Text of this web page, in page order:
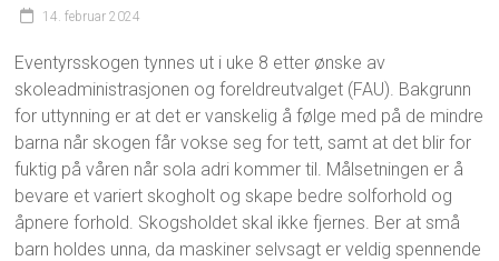
14. februar 2024
Eventyrsskogen tynnes ut i uke 8 etter ønske av
skoleadministrasjonen og foreldreutvalget (FAU). Bakgrunn
for uttynning er at det er vanskelig å følge med på de mindre
barna når skogen får vokse seg for tett, samt at det blir for
fuktig på våren når sola adri kommer til. Målsetningen er å
bevare et variert skogholt og skape bedre solforhold og
åpnere forhold. Skogsholdet skal ikke fjernes. Ber at små
barn holdes unna, da maskiner selvsagt er veldig spennende